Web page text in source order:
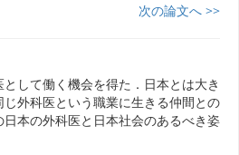
次の論文へ >>
して働く機会を得た．日本とは大き
外科医という職業に生きる仲間との
本の外科医と日本社会のあるべき姿